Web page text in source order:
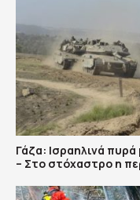
Γάζα: Ισραηλινά
– Στο στόχαστρο η